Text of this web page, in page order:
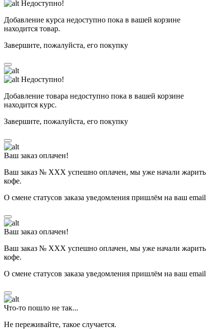
Недоступно!
Добавление курса недоступно пока в вашей корзине
находится товар.
Завершите, пожалуйста, его покупку
Недоступно!
Добавление товара недоступно пока в вашей корзине
находится курс.
Завершите, пожалуйста, его покупку
Ваш заказ оплачен!
Ваш заказ № ХХХ успешно оплачен, мы уже начали жарить
кофе.
О смене статусов заказа уведомления пришлём на ваш email
Ваш заказ оплачен!
Ваш заказ № ХХХ успешно оплачен, мы уже начали жарить
кофе.
О смене статусов заказа уведомления пришлём на ваш email
Что-то пошло не так...
Не переживайте, такое случается.